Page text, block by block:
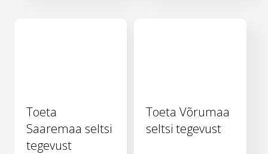
Toeta
Saaremaa seltsi
tegevust
Toeta Võrumaa
seltsi tegevust